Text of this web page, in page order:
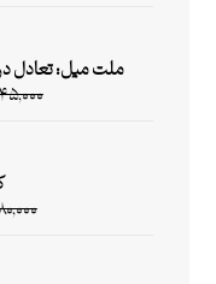
ملت میل: تعادل